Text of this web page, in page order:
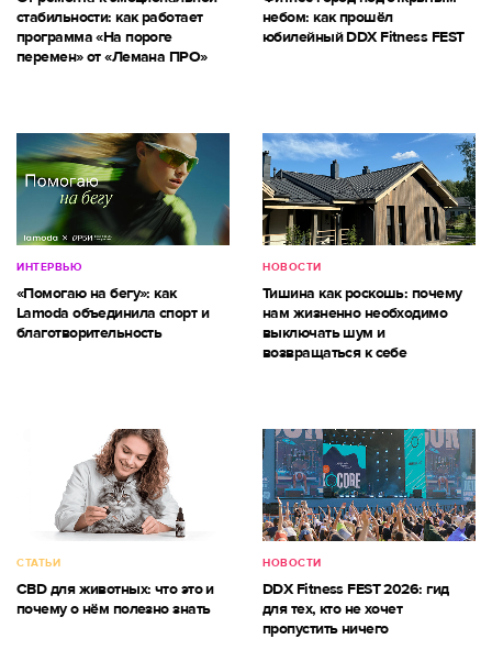
стабильности: как работает
программа «На пороге
перемен» от «Лемана ПРО»
небом: как прошёл
юбилейный DDX Fitness FEST
ИНТЕРВЬЮ
«Помогаю на бегу»: как
Lamoda объединила спорт и
благотворительность
НОВОСТИ
Тишина как роскошь: почему
нам жизненно необходимо
выключать шум и
возвращаться к себе
СТАТЬИ
CBD для животных: что это и
почему о нём полезно знать
НОВОСТИ
DDX Fitness FEST 2026: гид
для тех, кто не хочет
пропустить ничего